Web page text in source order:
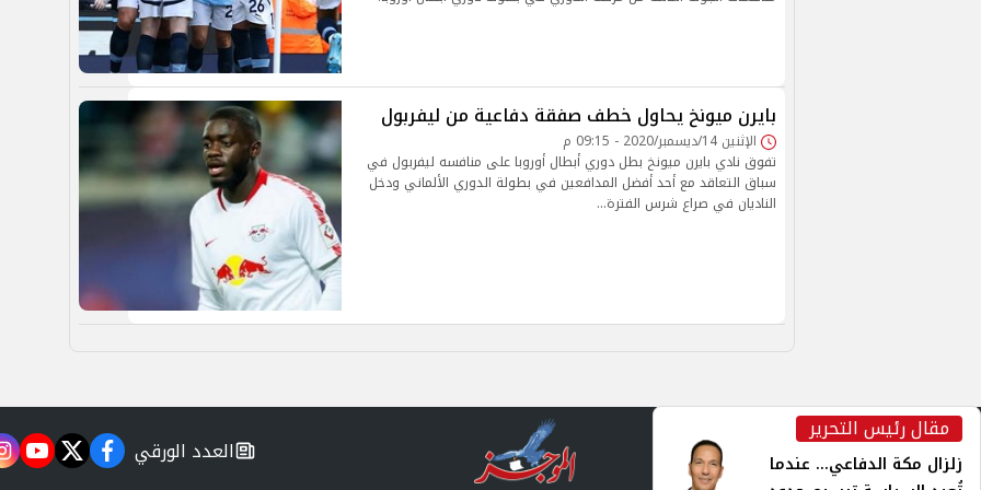
بايرن ميونخ يحاول خطف صفقة دفاعية من ليفربول
الإثنين 14/ديسمبر/2020 - 09:15 م
تفوق نادي بايرن ميونخ بطل دوري أبطال أوروبا على منافسه ليفربول في
سباق التعاقد مع أحد أفضل المدافعين في بطولة الدوري الألماني ودخل
الناديان في صراع شرس الفترة…
مقال رئيس التحرير
زلزال مكة الدفاعي... عندما
newspaper
العدد الورقي facebook
twitter